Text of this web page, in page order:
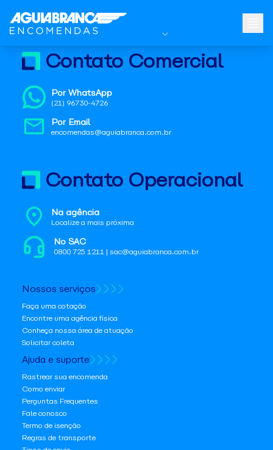
Contato Comercial
Por WhatsApp
(21) 96730-4726
Por Email
encomendas@aguiabranca.com.br
Contato Operacional
Na agência
Localize a mais próxima
No SAC
0800 725 1211 | sac@aguiabranca.com.br
Nossos serviços
Faça uma cotação
Encontre uma agência física
Conheça nossa área de atuação
Solicitar coleta
Ajuda e suporte
Rastrear sua encomenda
Como enviar
Perguntas Frequentes
Fale conosco
Termo de isenção
Regras de transporte